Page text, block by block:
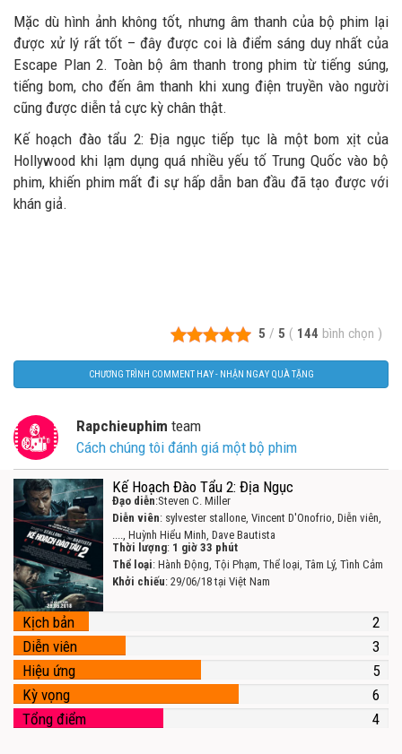
Mặc dù hình ảnh không tốt, nhưng âm thanh của bộ phim lại
được xử lý rất tốt – đây được coi là điểm sáng duy nhất của
Escape Plan 2. Toàn bộ âm thanh trong phim từ tiếng súng,
tiếng bom, cho đến âm thanh khi xung điện truyền vào người
cũng được diễn tả cực kỳ chân thật.
Kế hoạch đào tẩu 2: Địa ngục tiếp tục là một bom xịt của
Hollywood khi lạm dụng quá nhiều yếu tố Trung Quốc vào bộ
phim, khiến phim mất đi sự hấp dẫn ban đầu đã tạo được với
khán giả.
5 / 5 ( 144 bình chọn )
CHƯƠNG TRÌNH COMMENT HAY - NHẬN NGAY QUÀ TẶNG
Rapchieuphim team
Cách chúng tôi đánh giá một bộ phim
Kế Hoạch Đào Tẩu 2: Địa Ngục
Đạo diễn:Steven C. Miller
Diễn viên: sylvester stallone, Vincent D'Onofrio, Diễn viên,
...., Huỳnh Hiểu Minh, Dave Bautista
Thời lượng: 1 giờ 33 phút
Thể loại: Hành Động, Tội Phạm, Thể loại, Tâm Lý, Tình Cảm
Khởi chiếu: 29/06/18 tại Việt Nam
Kịch bản
2
Diễn viên
3
Hiệu ứng
5
Kỳ vọng
6
Tổng điểm
4